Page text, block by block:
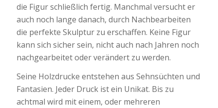
die Figur schließlich fertig. Manchmal versucht er
auch noch lange danach, durch Nachbearbeiten
die perfekte Skulptur zu erschaffen. Keine Figur
kann sich sicher sein, nicht auch nach Jahren noch
nachgearbeitet oder verändert zu werden.
Seine Holzdrucke entstehen aus Sehnsüchten und
Fantasien. Jeder Druck ist ein Unikat. Bis zu
achtmal wird mit einem, oder mehreren